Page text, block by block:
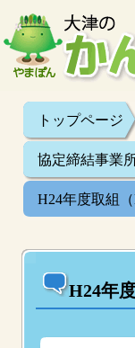
トップページ
協定締結事業
H24年度取組（
H24年